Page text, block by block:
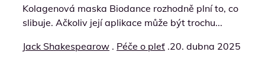
Kolagenová maska Biodance rozhodně plní to, co
slibuje. Ačkoliv její aplikace může být trochu...
Jack Shakespearow . Péče o pleť .20. dubna 2025